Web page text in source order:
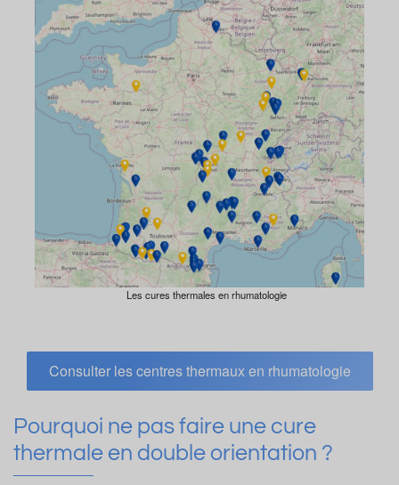
Les cures thermales en rhumatologie
Consulter les centres thermaux en rhumatologie
Pourquoi ne pas faire une cure
thermale en double orientation ?